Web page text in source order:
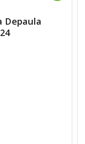
Depaula